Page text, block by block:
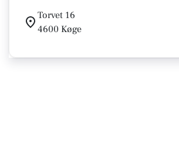
Torvet 16
4600 Køge